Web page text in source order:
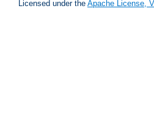
Licensed under the Apache License,